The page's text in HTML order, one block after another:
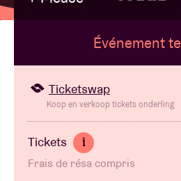
Location de salles
BRDCST
Chèque-concert
Événement
Ticketswap
Koop en verkoop tickets onderling
Tickets i
Frais de résa compris